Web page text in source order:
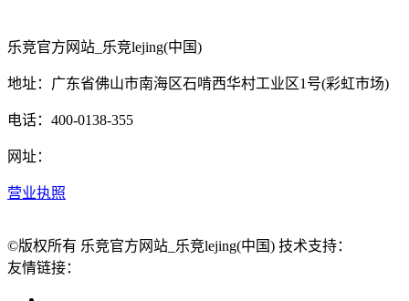
乐竞官方网站_乐竞lejing(中国)
地址：广东省佛山市南海区石啃西华村工业区1号(彩虹市场)
电话：400-0138-355
网址：
营业执照
©版权所有 乐竞官方网站_乐竞lejing(中国) 技术支持：
友情链接：